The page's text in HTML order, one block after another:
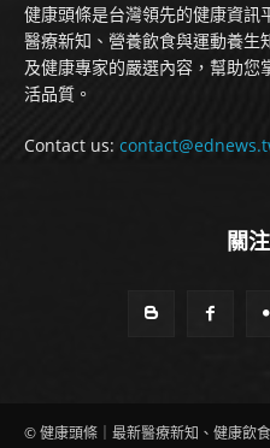
健康頭條是台灣領先的健康資訊
醫療新知、營養飲食與運動養生
及健康專家的嚴選內容，幫助您
活品質。
Contact us:
關
© 健康頭條｜最新醫療新知、健康飲